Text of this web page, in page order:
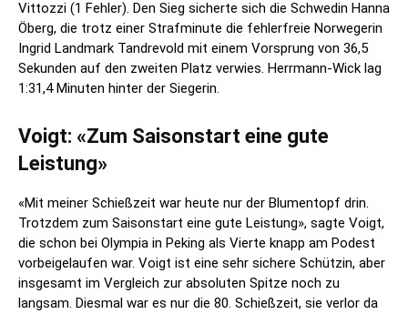
Vittozzi (1 Fehler). Den Sieg sicherte sich die Schwedin Hanna
Öberg, die trotz einer Strafminute die fehlerfreie Norwegerin
Ingrid Landmark Tandrevold mit einem Vorsprung von 36,5
Sekunden auf den zweiten Platz verwies. Herrmann-Wick lag
1:31,4 Minuten hinter der Siegerin.
Voigt: «Zum Saisonstart eine gute
Leistung»
«Mit meiner Schießzeit war heute nur der Blumentopf drin.
Trotzdem zum Saisonstart eine gute Leistung», sagte Voigt,
die schon bei Olympia in Peking als Vierte knapp am Podest
vorbeigelaufen war. Voigt ist eine sehr sichere Schützin, aber
insgesamt im Vergleich zur absoluten Spitze noch zu
langsam. Diesmal war es nur die 80. Schießzeit, sie verlor da